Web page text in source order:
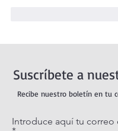
Suscríbete a
Recibe nuestro boletín en tu
Introduce aquí tu correo